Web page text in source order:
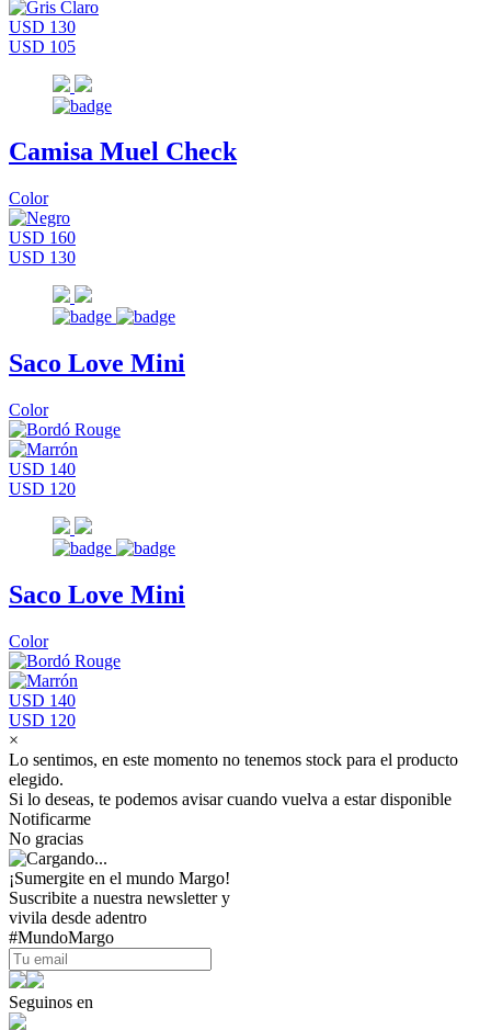
USD 130
USD 105
Camisa Muel Check
Color
USD 160
USD 130
Saco Love Mini
Color
USD 140
USD 120
Saco Love Mini
Color
USD 140
USD 120
×
Lo sentimos, en este momento no tenemos stock para el producto
elegido.
Si lo deseas, te podemos avisar cuando vuelva a estar disponible
Notificarme
No gracias
¡Sumergite en el mundo Margo!
Suscribite a nuestra newsletter y
vivila desde adentro
#MundoMargo
Seguinos en